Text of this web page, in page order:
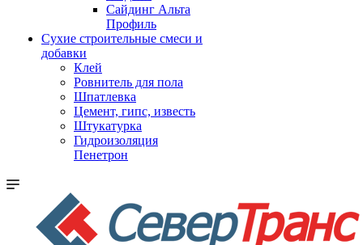
Сайдинг Альта
Профиль
Сухие строительные смеси и
добавки
Клей
Ровнитель для пола
Шпатлевка
Цемент, гипс, известь
Штукатурка
Гидроизоляция
Пенетрон